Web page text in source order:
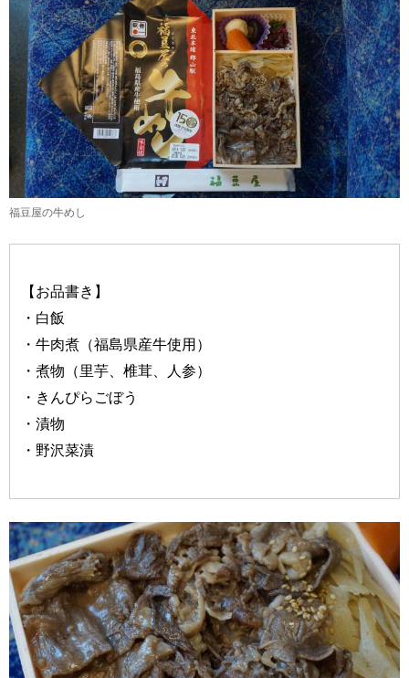
福豆屋の牛めし
【お品書き】
・白飯
・牛肉煮（福島県産牛使用）
・煮物（里芋、椎茸、人参）
・きんぴらごぼう
・漬物
・野沢菜漬